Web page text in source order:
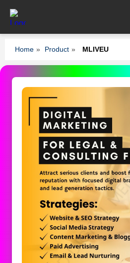
Home » Product » MLIVEU